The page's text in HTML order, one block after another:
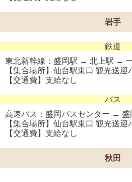
岩手
鉄道
東北新幹線：盛岡駅 → 北上駅 →
【集合場所】仙台駅東口 観光送
【交通費】支給なし
バス
高速バス：盛岡バスセンター →
【集合場所】仙台駅東口 観光送
【交通費】支給なし
秋田